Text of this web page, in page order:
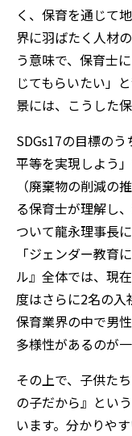
く、保育を通じて
界に羽ばたく人材
う意味で、保育士
じてもらいたい」
景には、こうした
SDGs17の目標の
平等を実現しよう
（廃棄物の削減の
る保育士が理解し
ついて龍永理事長に
「ジェンダー教育
ル』全体では、現
度はさらに2名の入
保育業界の中で男
多様性があるのが
その上で、子供た
の子だから』とい
います。分かりや